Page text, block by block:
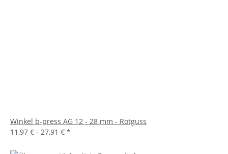
Winkel b-press AG 12 - 28 mm - Rotguss
11,97 € - 27,91 € *